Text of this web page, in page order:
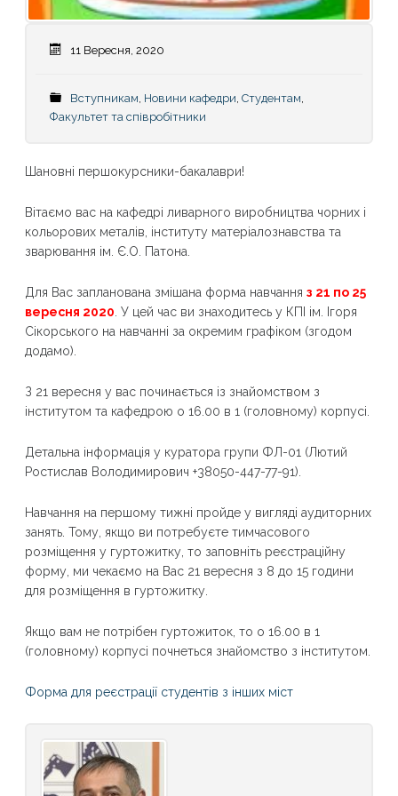
11 Вересня, 2020
Вступникам, Новини кафедри, Студентам,
Факультет та співробітники
Шановні першокурсники-бакалаври!
Вітаємо вас на кафедрі ливарного виробництва чорних і
кольорових металів, інституту матеріалознавства та
зварювання ім. Є.О. Патона.
Для Вас запланована змішана форма навчання з 21 по 25
вересня 2020 . У цей час ви знаходитесь у КПІ ім. Ігоря
Сікорського на навчанні за окремим графіком (згодом
додамо).
З 21 вересня у вас починається із знайомством з
інститутом та кафедрою о 16.00 в 1 (головному) корпусі.
Детальна інформація у куратора групи ФЛ-01 (Лютий
Ростислав Володимирович +38050-447-77-91).
Навчання на першому тижні пройде у вигляді аудиторних
занять. Тому, якщо ви потребуєте тимчасового
розміщення у гуртожитку, то заповніть реєстраційну
форму, ми чекаємо на Вас 21 вересня з 8 до 15 години
для розміщення в гуртожитку.
Якщо вам не потрібен гуртожиток, то о 16.00 в 1
(головному) корпусі почнеться знайомство з інститутом.
Форма для реєстрації студентів з інших міст